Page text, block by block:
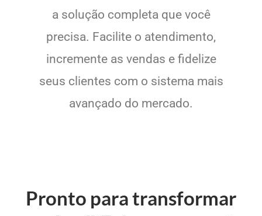
a solução completa que você
precisa. Facilite o atendimento,
incremente as vendas e fidelize
seus clientes com o sistema mais
avançado do mercado.
Pronto para transformar